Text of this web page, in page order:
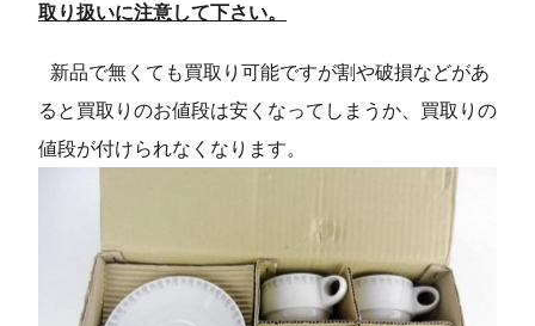
取り扱いに注意して下さい。
新品で無くても買取り可能ですが割や破損などがあ
ると買取りのお値段は安くなってしまうか、買取りの
値段が付けられなくなります。